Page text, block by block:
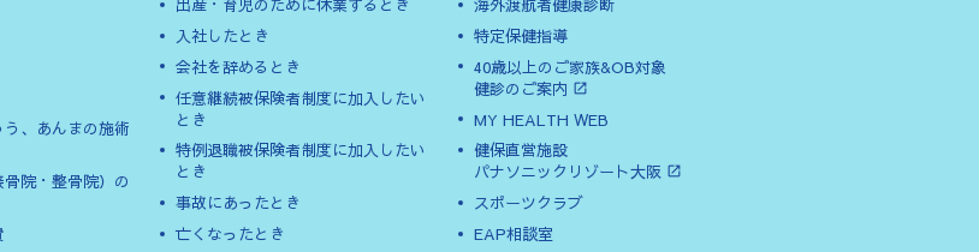
、あんまの施術
院・整骨院）の
出産・育児のために休業するとき
入社したとき
会社を辞めるとき
任意継続被保険者制度に加入したい
とき
特例退職被保険者制度に加入したい
とき
事故にあったとき
亡くなったとき
海外渡航者健康診断
特定保健指導
40歳以上のご家族&OB対象
健診のご案内
MY HEALTH WEB
健保直営施設
パナソニックリゾート大阪
スポーツクラブ
EAP相談室